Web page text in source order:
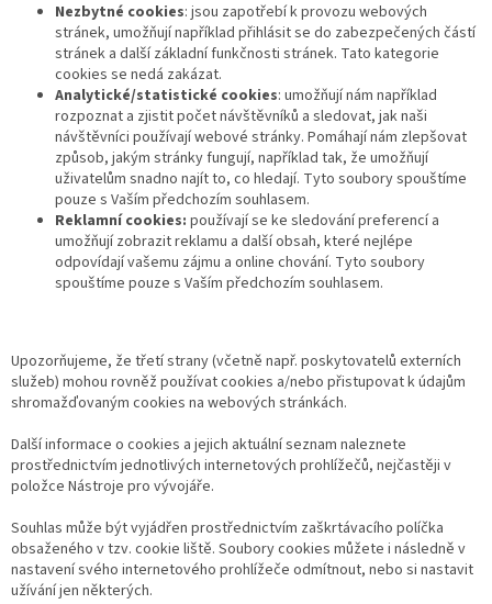
Nezbytné cookies: jsou zapotřebí k provozu webových
stránek, umožňují například přihlásit se do zabezpečených částí
stránek a další základní funkčnosti stránek. Tato kategorie
cookies se nedá zakázat.
Analytické/statistické cookies: umožňují nám například
rozpoznat a zjistit počet návštěvníků a sledovat, jak naši
návštěvníci používají webové stránky. Pomáhají nám zlepšovat
způsob, jakým stránky fungují, například tak, že umožňují
uživatelům snadno najít to, co hledají. Tyto soubory spouštíme
pouze s Vaším předchozím souhlasem.
Reklamní cookies: používají se ke sledování preferencí a
umožňují zobrazit reklamu a další obsah, které nejlépe
odpovídají vašemu zájmu a online chování. Tyto soubory
spouštíme pouze s Vaším předchozím souhlasem.
Upozorňujeme, že třetí strany (včetně např. poskytovatelů externích
služeb) mohou rovněž používat cookies a/nebo přistupovat k údajům
shromažďovaným cookies na webových stránkách.
Další informace o cookies a jejich aktuální seznam naleznete
prostřednictvím jednotlivých internetových prohlížečů, nejčastěji v
položce Nástroje pro vývojáře.
Souhlas může být vyjádřen prostřednictvím zaškrtávacího políčka
obsaženého v tzv. cookie liště. Soubory cookies můžete i následně v
nastavení svého internetového prohlížeče odmítnout, nebo si nastavit
užívání jen některých.